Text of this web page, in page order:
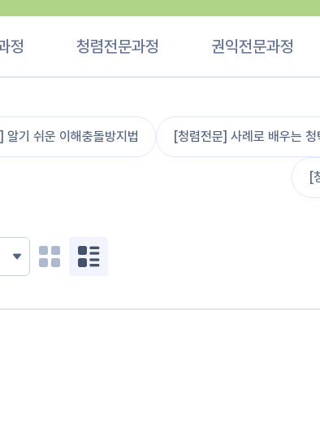
정 청렴전문과정 권익전문과정
알기 쉬운 이해충돌방지법 [청렴전문] 사례로 배우는 청
[